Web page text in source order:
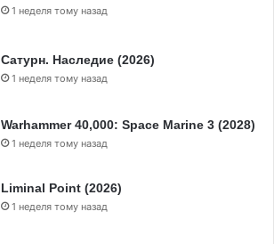
1 неделя тому назад
Сатурн. Наследие (2026)
1 неделя тому назад
Warhammer 40,000: Space Marine 3 (2028)
1 неделя тому назад
Liminal Point (2026)
1 неделя тому назад